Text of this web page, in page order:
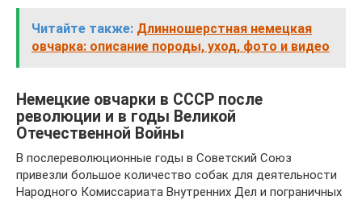
Читайте также: Длинношерстная немецкая
овчарка: описание породы, уход, фото и видео
Немецкие овчарки в СССР после
революции и в годы Великой
Отечественной Войны
В послереволюционные годы в Советский Союз
привезли большое количество собак для деятельности
Народного Комиссариата Внутренних Дел и пограничных